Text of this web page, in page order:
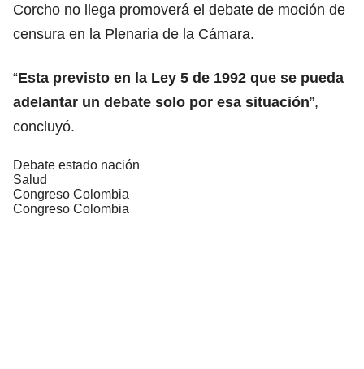
Corcho no llega promoverá el debate de moción de
censura en la Plenaria de la Cámara.
“Esta previsto en la Ley 5 de 1992 que se pueda
adelantar un debate solo por esa situación”,
concluyó.
Debate estado nación
Salud
Congreso Colombia
Congreso Colombia